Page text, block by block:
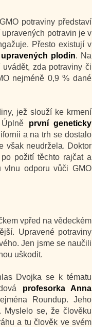
potraviny představí
potravin je v
Přesto existují v
plodin. Na
zda potraviny či
nejméně 0,9 % dané
jež slouží ke krmení
první geneticky
a na trh se dostalo
však neudržela. Doktor
požití těchto rajčat a
vlnu odporu vůči GMO
vpřed na vědeckém
Upravené potraviny
Jen jsme se naučili
uškodit.
Dvojka se k tématu
profesorka Anna
Roundup. Jeho
se, že člověku
a tu člověk ve svém